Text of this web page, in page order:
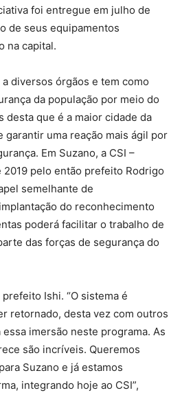
foi entregue em julho de
de seus equipamentos
na capital.
diversos órgãos e tem como
da população por meio do
desta que é a maior cidade da
garantir uma reação mais ágil por
Em Suzano, a CSI –
2019 pelo então prefeito Rodrigo
semelhante de
do reconhecimento
poderá facilitar o trabalho de
das forças de segurança do
Ishi. “O sistema é
retornado, desta vez com outros
imersão neste programa. As
são incríveis. Queremos
Suzano e já estamos
integrando hoje ao CSI”,